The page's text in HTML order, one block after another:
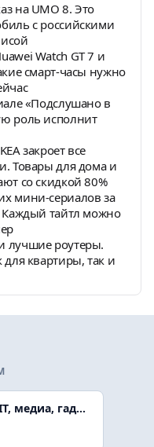
на UMO 8. Это
с российскими
Watch GT 7 и
смарт-часы нужно
«Подслушано в
роль исполнит
закроет все
Товары для дома и
со скидкой 80%
мини-сериалов за
Каждый тайтл можно
лучшие роутеры.
для квартиры, так и
Палач Говорит | IT, медиа, гaджеты, скидки